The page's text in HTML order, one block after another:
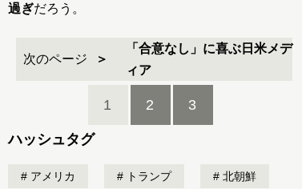
過ぎだろう。
次のページ
「合意なし」に喜ぶ日米メデ
ィア
1 2 3
ハッシュタグ
アメリカ トランプ 北朝鮮